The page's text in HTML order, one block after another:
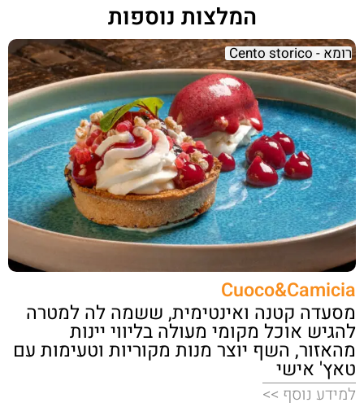
המלצות נוספות
רומא - Cento storico
Cuoco&Camicia
מסעדה קטנה ואינטימית, ששמה לה למטרה
להגיש אוכל מקומי מעולה בליווי יינות
מהאזור, השף יוצר מנות מקוריות וטעימות עם
טאץ' אישי
למידע נוסף >>